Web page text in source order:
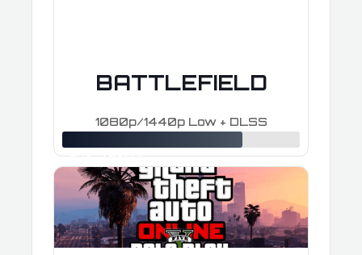
BATTLEFIELD
1080p/1440p Low + DLSS
≈ 160–240 FPS